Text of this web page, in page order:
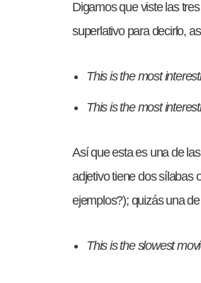
Digamos que viste las
superlativo para decirlo,
This is the most
This is the most
Así que esta es una de
adjetivo tiene dos sílabas
ejemplos?); quizás una
This is the slowest